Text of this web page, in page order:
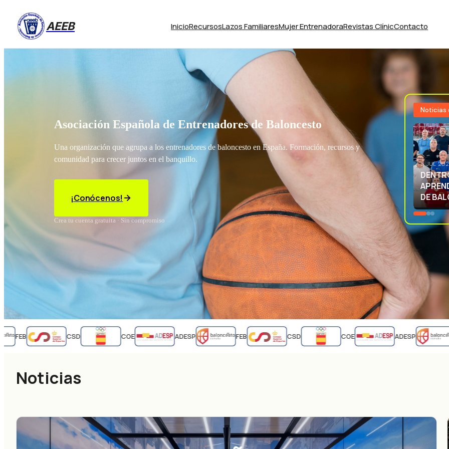
AEEB InicioRecursosLazos FamiliaresMujer EntrenadoraRevistas ClínicContacto
Asociación Española de Entrenadores de Baloncesto
Una organización que agrupa a los entrenadores de baloncesto en España. Formación, recursos y
comunidad para crecer juntos en el banquillo.
¡Conócenos!
Crea tu cuenta gratuita · Sin compromiso
Noticias
3 JUL
LA
FEB CSD COE ADESP FEB CSD COE ADESP
Noticias